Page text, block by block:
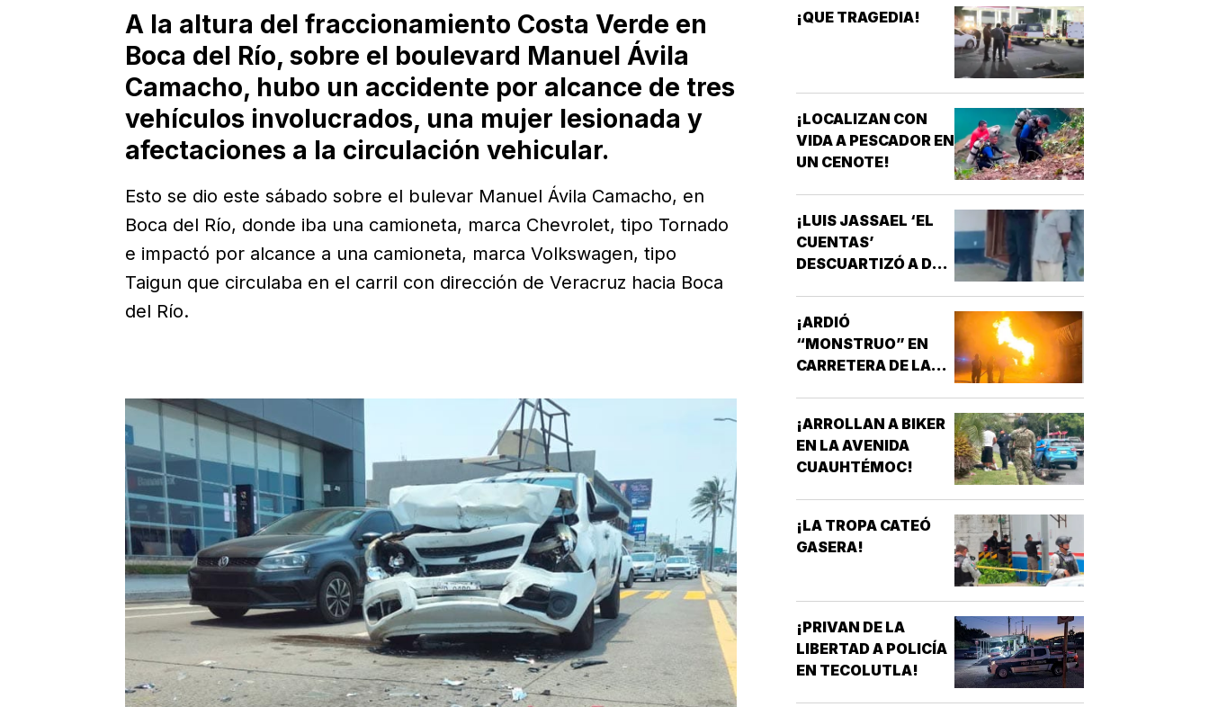
A la altura del fraccionamiento Costa Verde en
Boca del Río, sobre el boulevard Manuel Ávila
Camacho, hubo un accidente por alcance de tres
vehículos involucrados, una mujer lesionada y
afectaciones a la circulación vehicular.
Esto se dio este sábado sobre el bulevar Manuel Ávila Camacho, en
Boca del Río, donde iba una camioneta, marca Chevrolet, tipo Tornado
e impactó por alcance a una camioneta, marca Volkswagen, tipo
Taigun que circulaba en el carril con dirección de Veracruz hacia Boca
del Río.
¡QUE TRAGEDIA!
¡LOCALIZAN CON
VIDA A PESCADOR EN
UN CENOTE!
¡LUIS JASSAEL ‘EL
CUENTAS’
DESCUARTIZÓ A DOS
¡ARDIÓ
“MONSTRUO” EN
CARRETERA DE LAS
¡ARROLLAN A BIKER
EN LA AVENIDA
CUAUHTÉMOC!
¡LA TROPA CATEÓ
GASERA!
¡PRIVAN DE LA
LIBERTAD A POLICÍA
EN TECOLUTLA!